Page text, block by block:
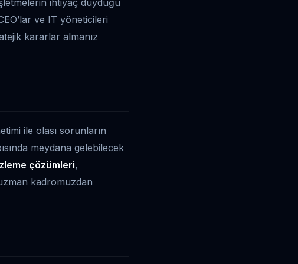
ve IT yöneticileri
kararlar almanız
ile olası sorunların
meydana gelebilecek
çözümleri,
kadromuzdan